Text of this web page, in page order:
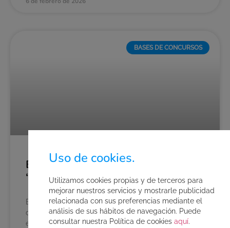
BASES DE CONCURSOS
Bases del concurso de disfraces
“Halloween 2025”
El parque acuático AquaVera convoca el concurso
de disfraces “Halloween 2025”, que se llevará a cabo
en su página de Facebook e Instagram con arreglo
Uso de cookies.
Utilizamos cookies propias y de terceros para
mejorar nuestros servicios y mostrarle publicidad
relacionada con sus preferencias mediante el
análisis de sus hábitos de navegación. Puede
consultar nuestra Política de cookies aquí.